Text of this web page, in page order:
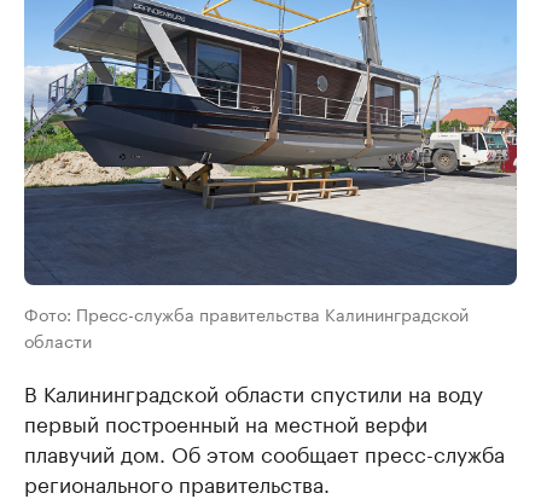
Фото: Пресс-служба правительства Калининградской
области
В Калининградской области спустили на воду
первый построенный на местной верфи
плавучий дом. Об этом сообщает пресс-служба
регионального правительства.